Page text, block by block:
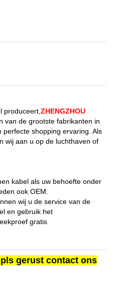
produceert, ZHENGZHOU
van de grootste fabrikanten in
shopping ervaring. Als
wij aan u op de luchthaven of
kabel als uw behoefte onder
ook OEM.
wij u de service van de
en gebruik het
gratis
gerust contact ons